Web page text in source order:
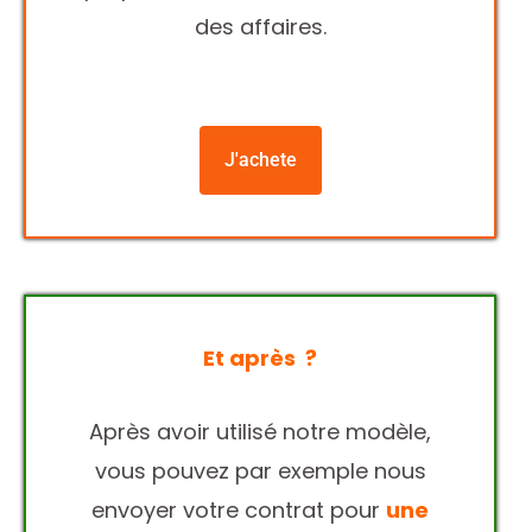
des affaires.
J'achete
Et après ?
Après avoir utilisé notre modèle,
vous pouvez par exemple nous
envoyer votre contrat pour une